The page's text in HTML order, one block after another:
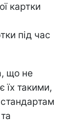
картки
під час
що не
їх такими,